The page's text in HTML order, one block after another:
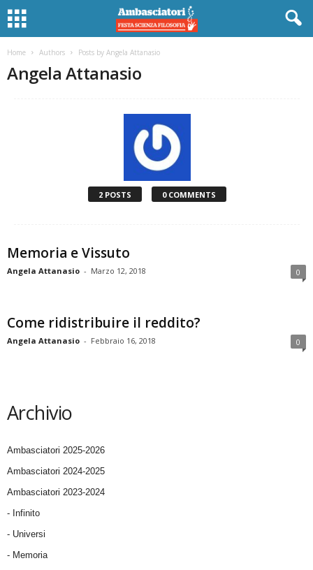
Home Authors Posts by Angela Attanasio
Angela Attanasio
2 POSTS 0 COMMENTS
Memoria e Vissuto
Angela Attanasio - Marzo 12, 2018 0
Come ridistribuire il reddito?
Angela Attanasio - Febbraio 16, 2018 0
Archivio
Ambasciatori 2025-2026
Ambasciatori 2024-2025
Ambasciatori 2023-2024
- Infinito
- Universi
- Memoria